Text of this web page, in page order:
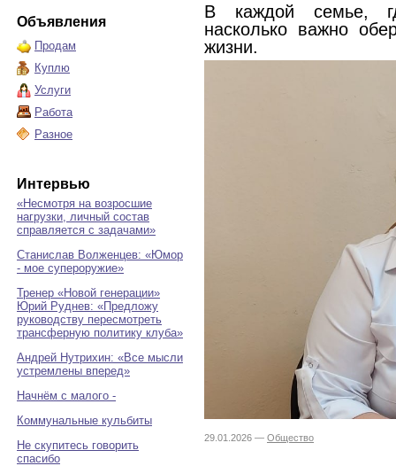
Объявления
Продам
Куплю
Услуги
Работа
Разное
Интервью
«Несмотря на возросшие
нагрузки, личный состав
справляется с задачами»
Станислав Волженцев: «Юмор
- мое супероружие»
Тренер «Новой генерации»
Юрий Руднев: «Предложу
руководству пересмотреть
трансферную политику клуба»
Андрей Нутрихин: «Все мысли
устремлены вперед»
Начнём с малого -
Коммунальные кульбиты
Не скупитесь говорить
спасибо
В каждой семье,
насколько важно
жизни.
29.01.2026 — Общество